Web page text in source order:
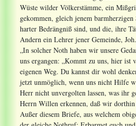
Wüste wilder Völkerstämme, ein
gekommen, gleich jenem
harter Bedrängniß sind, und die, ihre
Andern ein Lehrer jener Gemeinde,
„In solcher Noth haben wir unsere
uns ergangen: „Kommt zu uns, hier
eigenen Weg. Du kannst dir wohl
jetzt unmöglich, wenn uns nicht Hilfe
Herr nicht unvergolten lassen, was ihr
Herrn Willen erkennen, daß wir
Außer diesem Briefe, aus welchem